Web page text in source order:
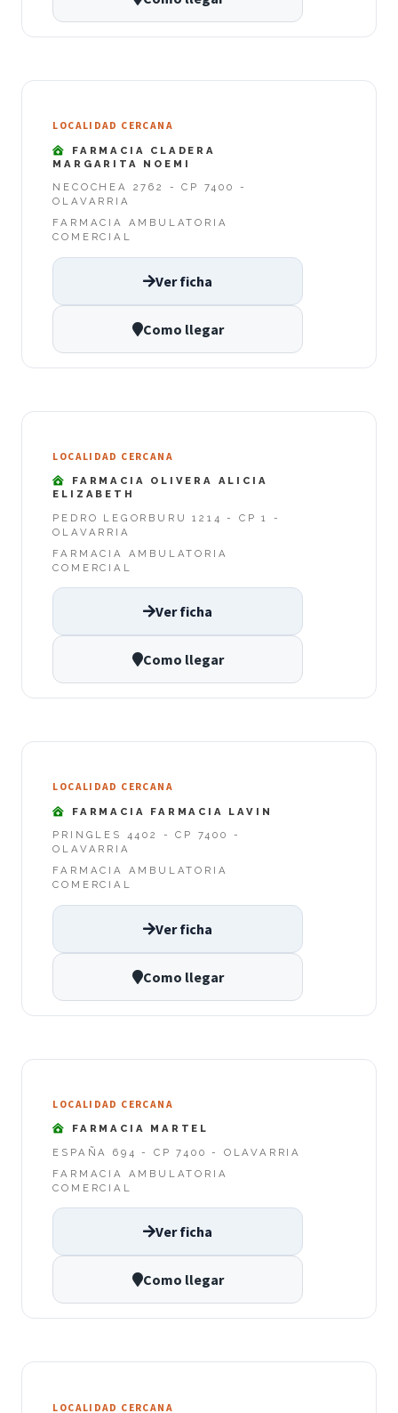
LOCALIDAD CERCANA
FARMACIA CLADERA
MARGARITA NOEMI
NECOCHEA 2762 - CP 7400 -
OLAVARRIA
FARMACIA AMBULATORIA
COMERCIAL
Ver ficha
Como llegar
LOCALIDAD CERCANA
FARMACIA OLIVERA ALICIA
ELIZABETH
PEDRO LEGORBURU 1214 - CP 1 -
OLAVARRIA
FARMACIA AMBULATORIA
COMERCIAL
Ver ficha
Como llegar
LOCALIDAD CERCANA
FARMACIA FARMACIA LAVIN
PRINGLES 4402 - CP 7400 -
OLAVARRIA
FARMACIA AMBULATORIA
COMERCIAL
Ver ficha
Como llegar
LOCALIDAD CERCANA
FARMACIA MARTEL
ESPAÑA 694 - CP 7400 - OLAVARRIA
FARMACIA AMBULATORIA
COMERCIAL
Ver ficha
Como llegar
LOCALIDAD CERCANA